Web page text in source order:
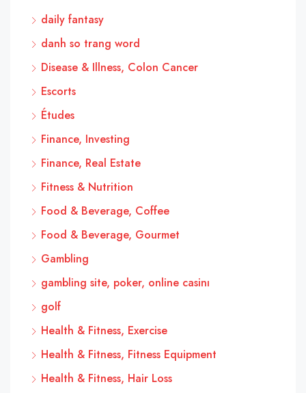
daily fantasy
danh so trang word
Disease & Illness, Colon Cancer
Escorts
Études
Finance, Investing
Finance, Real Estate
Fitness & Nutrition
Food & Beverage, Coffee
Food & Beverage, Gourmet
Gambling
gambling site, poker, online casinı
golf
Health & Fitness, Exercise
Health & Fitness, Fitness Equipment
Health & Fitness, Hair Loss